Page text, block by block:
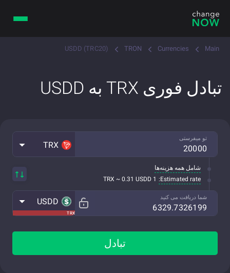
Main
Currencies
TRON
USDD (TRC20)
تبادل فوری TRX به USDD
تو میفرستی
TRX
شامل همه هزینه‌ها
Estimated rate:
1 TRX ~ 0.31 USDD
شما دریافت می کنید
TRX
USDD
تبادل